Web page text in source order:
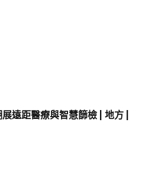
遠距醫療與智慧篩檢 | 地方 |